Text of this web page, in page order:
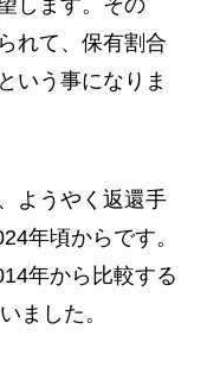
れて、保有割合
いう事になりま
ようやく返還手
年頃からです。
年から比較する
ました。